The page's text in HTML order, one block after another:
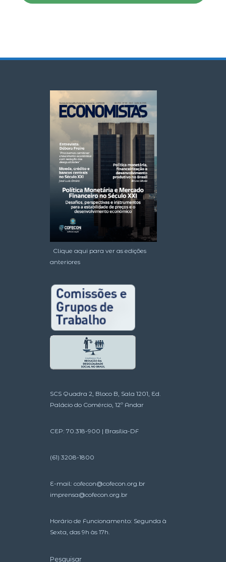
Clique aqui para ver as edições
anteriores
SCS Quadra 2, Bloco B, Sala 1201, Ed.
Palácio do Comércio, 12º Andar
CEP: 70.318-900 | Brasília-DF
(61) 3208-1800
E-mail: cofecon@cofecon.org.br
imprensa@cofecon.org.br
Horário de Funcionamento: Segunda à
Sexta, das 9h às 17h.
Pesquisar